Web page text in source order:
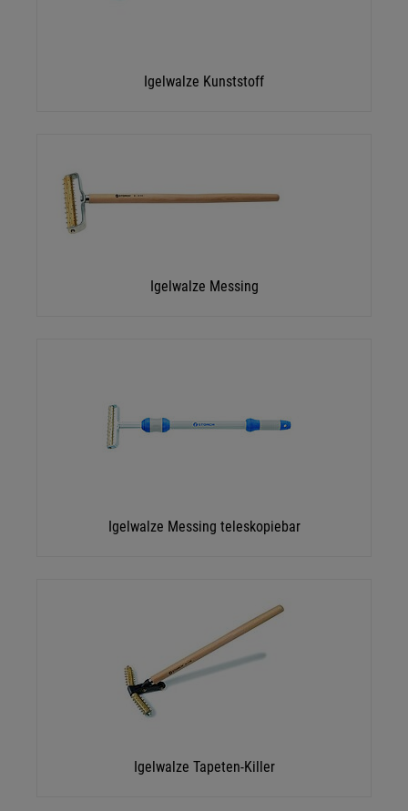
Igelwalze Kunststoff
Igelwalze Messing
Igelwalze Messing teleskopiebar
Igelwalze Tapeten-Killer